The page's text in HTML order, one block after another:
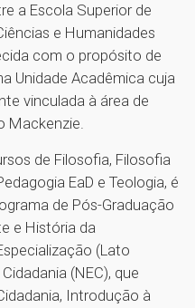
a Escola Superior de
e Humanidades
com o propósito de
Unidade Acadêmica cuja
vinculada à área de
Mackenzie.
de Filosofia, Filosofia
EaD e Teologia, é
de Pós-Graduação
e História da
(Lato
(NEC), que
Introdução à